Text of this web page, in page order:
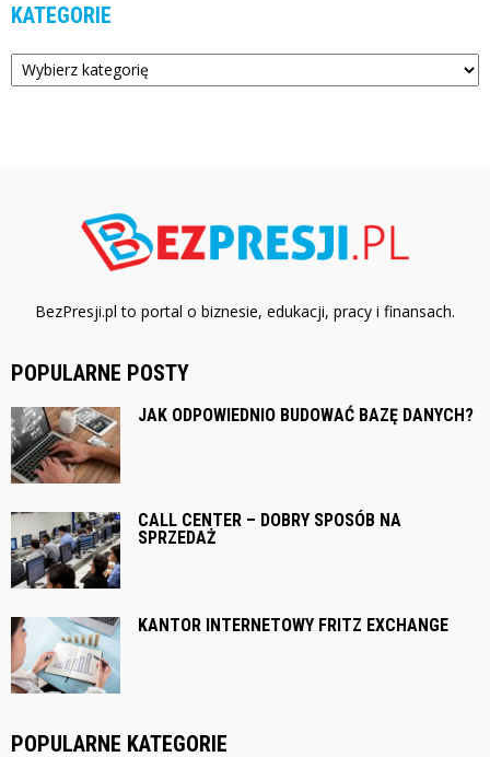
KATEGORIE
Kategorie
BezPresji.pl to portal o biznesie, edukacji, pracy i finansach.
POPULARNE POSTY
JAK ODPOWIEDNIO BUDOWAĆ BAZĘ DANYCH?
CALL CENTER – DOBRY SPOSÓB NA
SPRZEDAŻ
KANTOR INTERNETOWY FRITZ EXCHANGE
POPULARNE KATEGORIE